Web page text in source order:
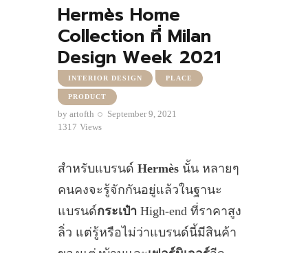
Hermès Home
Collection ที่ Milan
Design Week 2021
INTERIOR DESIGN PLACE
PRODUCT
by artofth
September 9, 2021
1317 Views
สำหรับแบรนด์ Hermès นั้น หลายๆ
คนคงจะรู้จักกันอยู่แล้วในฐานะ
แบรนด์กระเป๋า High-end ที่ราคาสูง
ลิ่ว แต่รู้หรือไม่ว่าแบรนด์นี้มีสินค้า